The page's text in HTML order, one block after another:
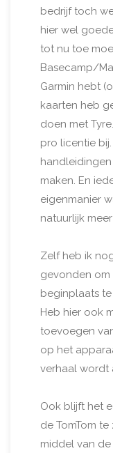
bedrijf toch
hier wel
tot nu toe
Basecamp/
Garmin hebt
kaarten heb
doen met
pro licentie
maken. En
eigenmanier
natuurlijk
Zelf heb ik
gevonden om
beginplaats
Heb hier ook
toevoegen
op het
verhaal wordt
Ook blijft het
de TomTom
middel van